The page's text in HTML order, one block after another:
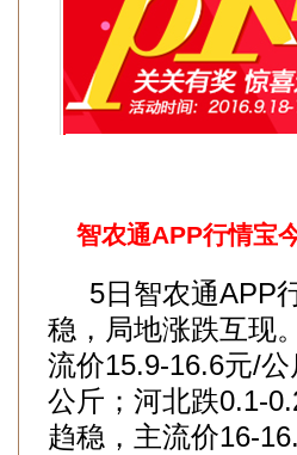
智农通APP行情宝
5日智农通APP
稳，局地涨跌互现
流价15.9-16.6元/
公斤；河北跌0.1-
趋稳，主流价16-